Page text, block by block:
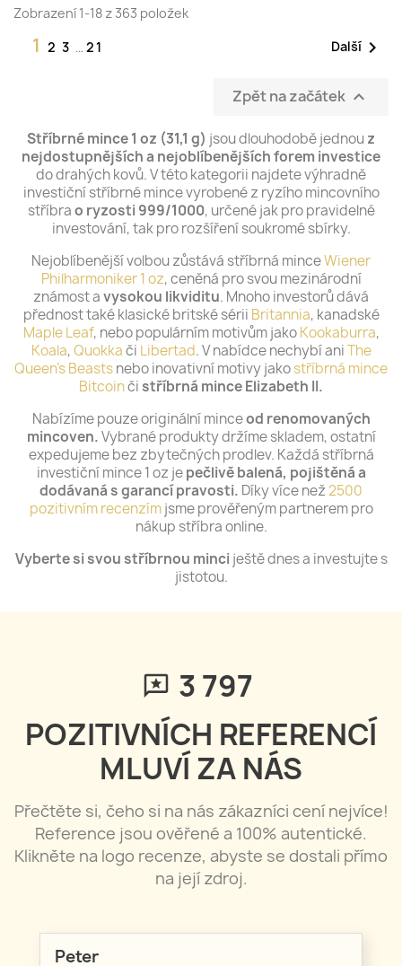
Zobrazení 1-18 z 363 položek
1 2 3 … 21 Další 
Zpět na začátek 
Stříbrné mince 1 oz (31,1 g) jsou dlouhodobě jednouz
nejdostupnějších a nejoblíbenějších forem investice
do drahých kovů. V této kategorii najdete výhradně
investiční stříbrné mince vyrobené z ryzího mincovního
stříbrao ryzosti 999/1000, určené jak pro pravidelné
investování, tak pro rozšíření soukromé sbírky.
Nejoblíbenější volbou zůstává stříbrná minceWiener
Philharmoniker 1 oz, ceněná pro svou mezinárodní
známost avysokou likviditu. Mnoho investorů dává
přednost také klasické britské sérii Britannia, kanadské
Maple Leaf, nebo populárním motivům jakoKookaburra,
Koala,Quokkači Libertad. V nabídce nechybí aniThe
Queen’s Beastsnebo inovativní motivy jakostříbrná mince
Bitcoinčistříbrná mince Elizabeth II.
Nabízíme pouze originální minceod renomovaných
mincoven.Vybrané produkty držíme skladem, ostatní
expedujeme bez zbytečných prodlev. Každá stříbrná
investiční mince 1 oz jepečlivě balená, pojištěná a
dodávaná s garancí pravosti. Díky více než2500
pozitivním recenzímjsme prověřeným partnerem pro
nákup stříbra online.
Vyberte si svou stříbrnou minci ještě dnes a investujte s
jistotou.
3 797
POZITIVNÍCH REFERENCÍ
MLUVÍ ZA NÁS
Přečtěte si, čeho si na nás zákazníci cení nejvíce!
Reference jsou ověřené a 100% autentické.
Klikněte na logo recenze, abyste se dostali přímo
na její zdroj.
Peter